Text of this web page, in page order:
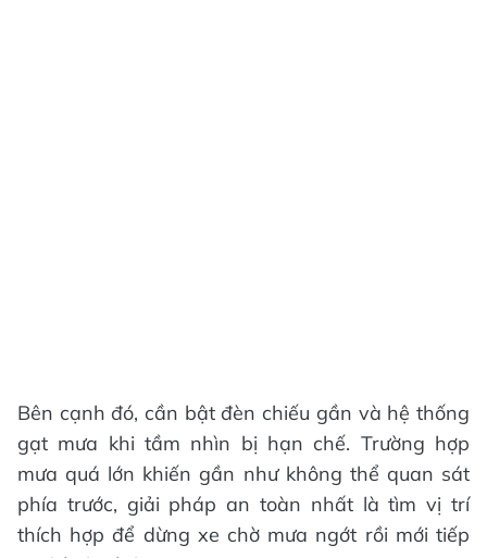
Bên cạnh đó, cần bật đèn chiếu gần và hệ thống
gạt mưa khi tầm nhìn bị hạn chế. Trường hợp
mưa quá lớn khiến gần như không thể quan sát
phía trước, giải pháp an toàn nhất là tìm vị trí
thích hợp để dừng xe chờ mưa ngớt rồi mới tiếp